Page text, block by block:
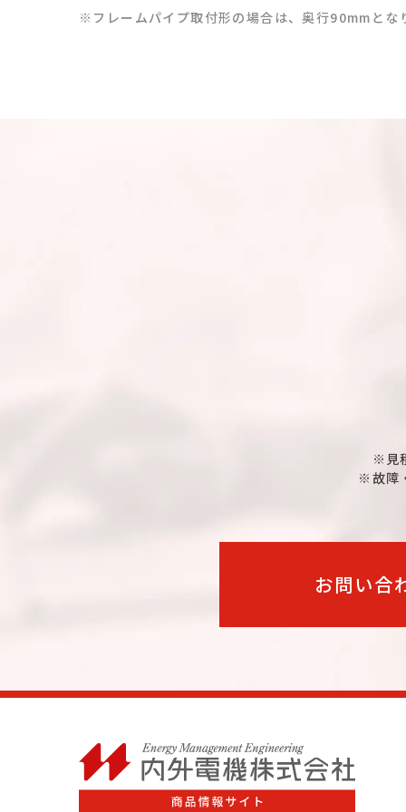
※フレームパイプ取付形の場合は、奥行90mmとな
※見
※故障
お問い合